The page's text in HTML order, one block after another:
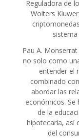
Reguladora de
Wolters
Pau A.
no solo como
entender el
combinado
abordar las
económicos.
de la
hipotecaria, así
del